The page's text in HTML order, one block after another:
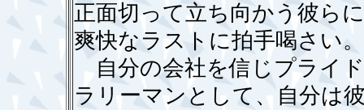
正面切って立ち向かう彼ら
爽快なラストに拍手喝さい。
自分の会社を信じプライ
ラリーマンとして、自分は